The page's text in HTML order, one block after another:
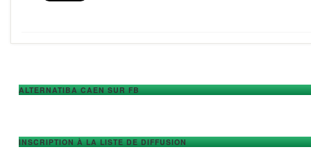
ALTERNATIBA CAEN SUR FB
INSCRIPTION À LA LISTE DE DIFFUSION